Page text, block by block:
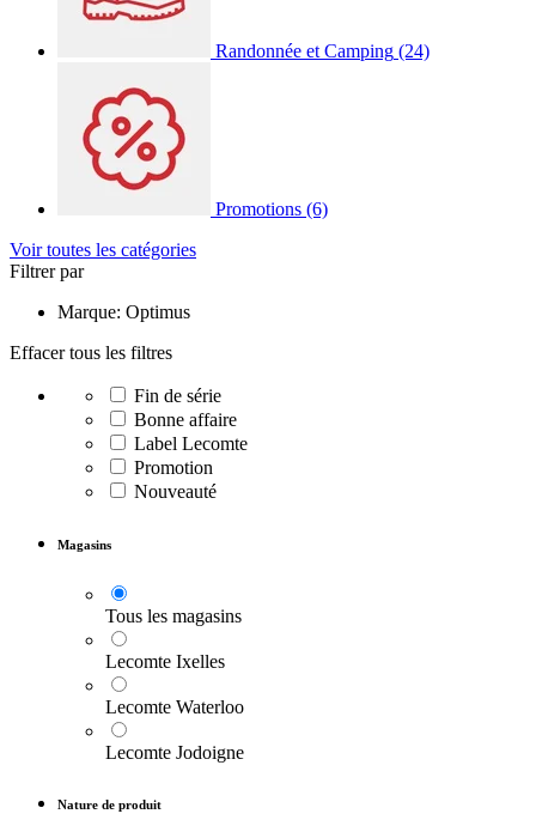
Randonnée et Camping (24)
Promotions (6)
Voir toutes les catégories
Filtrer par
Marque: Optimus
Effacer tous les filtres
Fin de série
Bonne affaire
Label Lecomte
Promotion
Nouveauté
Magasins
Tous les magasins
Lecomte Ixelles
Lecomte Waterloo
Lecomte Jodoigne
Nature de produit